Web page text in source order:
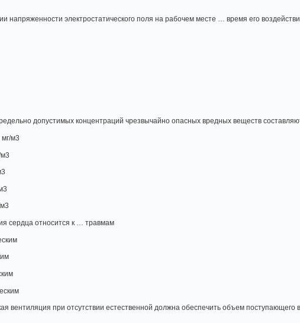
напряженности электростатического поля на рабочем месте … время его
допустимых концентраций чрезвычайно опасных вредных веществ
м3
сердца относится к … травмам
вентиляция при отсутствии естественной должна обеспечить объем поступающего